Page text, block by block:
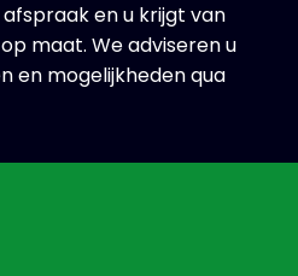
en u krijgt van
maat. We adviseren u
en mogelijkheden qua